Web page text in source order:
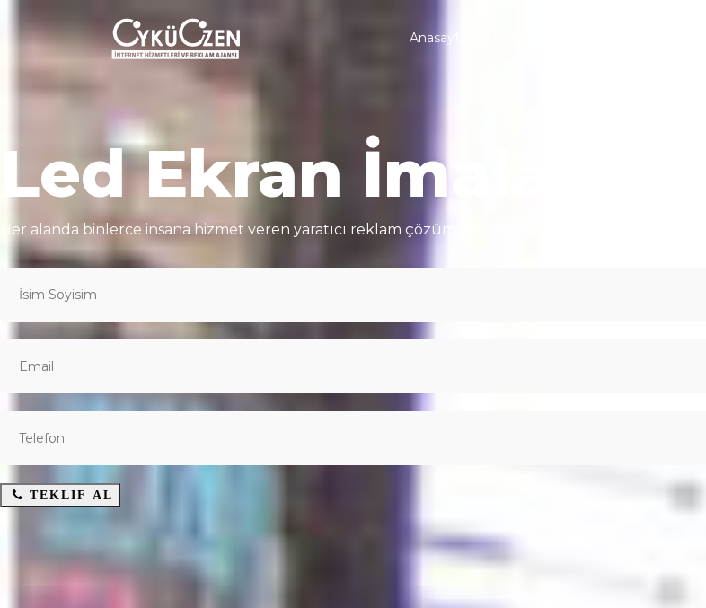
Anasayfa
Led Ekran İmalatı
Her alanda binlerce insana hizmet veren yaratıcı reklam çözümlerinden biridir. Şehir
TEKLIF AL